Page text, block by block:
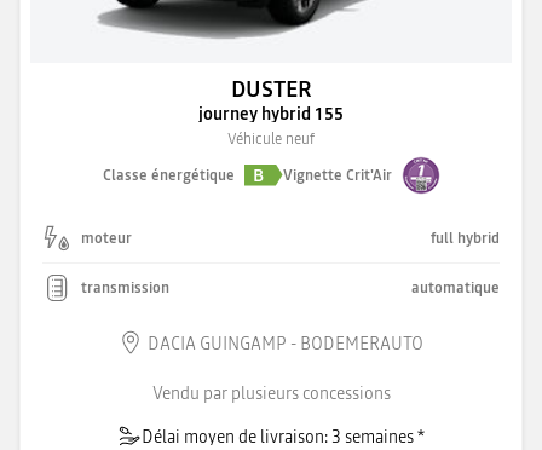
DUSTER
journey hybrid 155
Véhicule neuf
Classe énergétique
B Vignette Crit'Air
moteur full hybrid
transmission automatique
DACIA GUINGAMP - BODEMERAUTO
Vendu par plusieurs concessions
Délai moyen de livraison: 3 semaines *